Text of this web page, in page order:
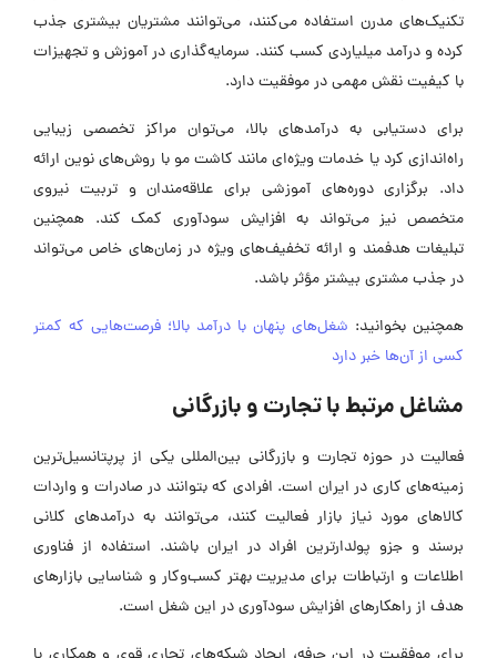
تکنیک‌های مدرن استفاده می‌کنند، می‌توانند مشتریان بیشتری جذب
کرده و درآمد میلیاردی کسب کنند. سرمایه‌گذاری در آموزش و تجهیزات
با کیفیت نقش مهمی در موفقیت دارد.
برای دستیابی به درآمدهای بالا، می‌توان مراکز تخصصی زیبایی
راه‌اندازی کرد یا خدمات ویژه‌ای مانند کاشت مو با روش‌های نوین ارائه
داد. برگزاری دوره‌های آموزشی برای علاقه‌مندان و تربیت نیروی
متخصص نیز می‌تواند به افزایش سودآوری کمک کند. همچنین
تبلیغات هدفمند و ارائه تخفیف‌های ویژه در زمان‌های خاص می‌تواند
در جذب مشتری بیشتر مؤثر باشد.
همچنین بخوانید: شغل‌های پنهان با درآمد بالا؛ فرصت‌هایی که کمتر
کسی از آن‌ها خبر دارد
مشاغل مرتبط با تجارت و بازرگانی
فعالیت در حوزه تجارت و بازرگانی بین‌المللی یکی از پرپتانسیل‌ترین
زمینه‌های کاری در ایران است. افرادی که بتوانند در صادرات و واردات
کالاهای مورد نیاز بازار فعالیت کنند، می‌توانند به درآمدهای کلانی
برسند و جزو پولدارترین افراد در ایران باشند. استفاده از فناوری
اطلاعات و ارتباطات برای مدیریت بهتر کسب‌وکار و شناسایی بازارهای
هدف از راهکارهای افزایش سودآوری در این شغل است.